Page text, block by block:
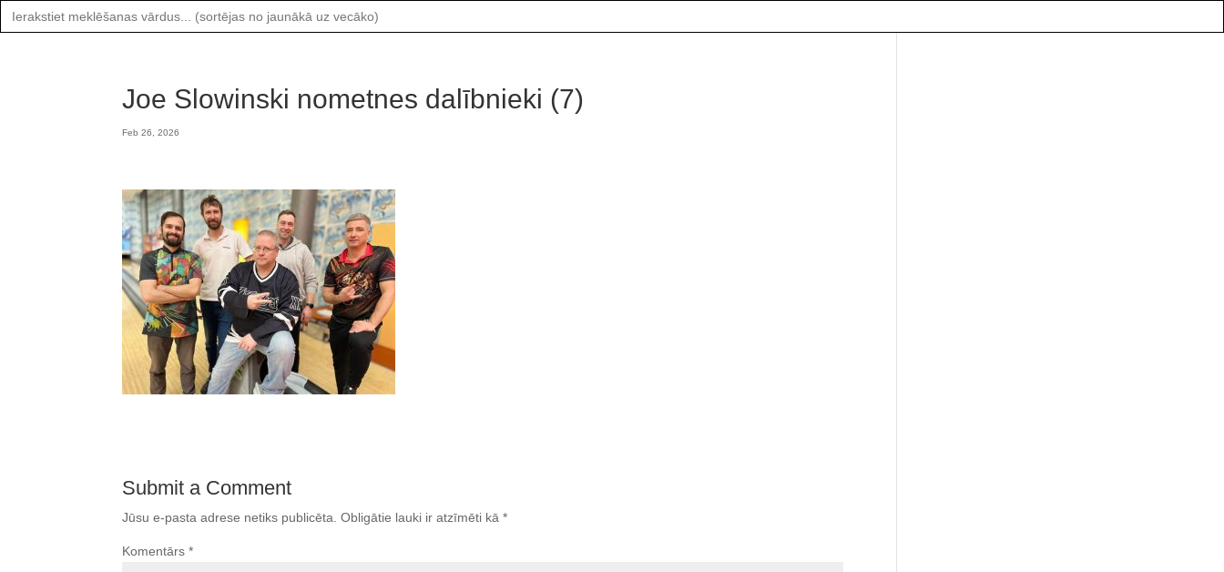
Search
for:
Joe Slowinski nometnes dalībnieki (7)
Feb 26, 2026
Submit a Comment
Jūsu e-pasta adrese netiks publicēta. Obligātie lauki ir atzīmēti kā*
Komentārs*